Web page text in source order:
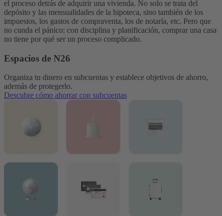
el proceso detrás de adquirir una vivienda. No solo se trata del
depósito y las mensualidades de la hipoteca, sino también de los
impuestos, los gastos de compraventa, los de notaría, etc. Pero que
no cunda el pánico: con disciplina y planificación, comprar una casa
no tiene por qué ser un proceso complicado.
Espacios de N26
Organiza tu dinero en subcuentas y establece objetivos de ahorro,
además de protegerlo.
Descubre cómo ahorrar con subcuentas